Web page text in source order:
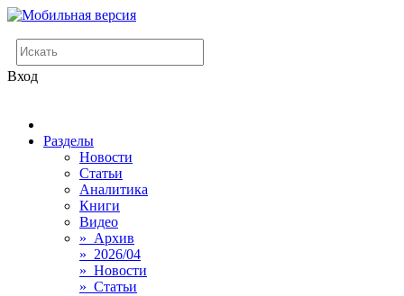
Вход
Разделы
Новости
Статьи
Аналитика
Книги
Видео
» Архив
» 2026/04
» Новости
» Статьи